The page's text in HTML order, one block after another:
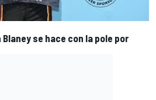
Blaney se hace con la pole por